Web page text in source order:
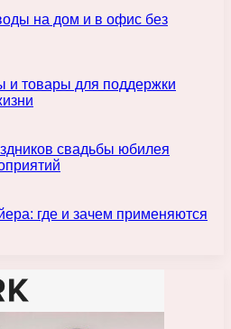
на дом и в офис без
и товары для поддержки
свадьбы юбилея
где и зачем применяются